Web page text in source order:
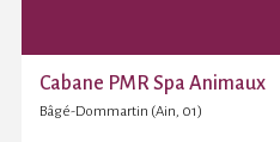
Cabane PMR Spa Animaux
Bâgé-Dommartin (Ain, 01)